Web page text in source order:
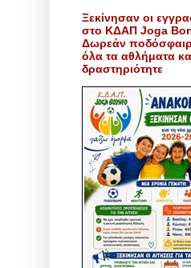
Ξεκίνησαν οι
στο ΚΔΑΠ Joga
Δωρεάν
όλα τα αθλήματα
δραστηριότητε